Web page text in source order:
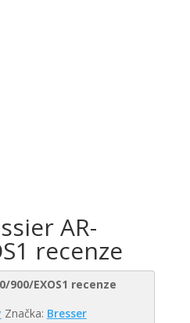
AR-
recenze
900/EXOS1 recenze
Značka: Bresser